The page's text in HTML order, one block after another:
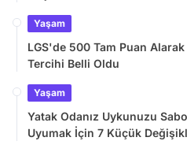
Yaşam
LGS'de 500 Tam Puan
Tercihi Belli Oldu
Yaşam
Yatak Odanız Uykunuzu
Uyumak İçin 7 Küçük